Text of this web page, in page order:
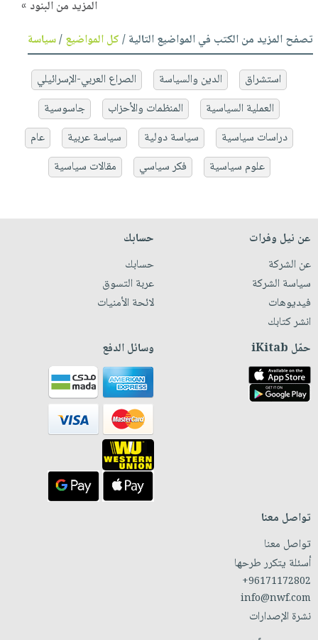
المزيد من البنود »
تصفح المزيد من الكتب في المواضيع التالية /كل المواضيع/سياسة
استشراق الدين والسياسة
الصراع العربي-الإسرائيلي
العملية السياسية
المنظمات والأحزاب
جاسوسية
دراسات سياسية
سياسة دولية سياسة عربية
عام
علوم سياسية
فكر سياسي مقالات سياسية
عن نيل وفرات
عن الشركة
سياسة الشركة
فيديوهات
انشر كتابك
حسابك
حسابك
عربة التسوق
لائحة الأمنيات
حمّل iKitab وسائل الدفع
تواصل معنا
تواصل معنا
أسئلة يتكرر طرحها
+96171172802
info@nwf.com
نشرة الإصدارات